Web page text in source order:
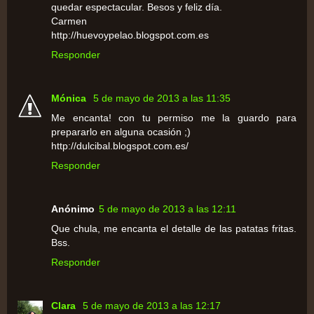
quedar espectacular. Besos y feliz día.
Carmen
http://huevoypelao.blogspot.com.es
Responder
Mónica
5 de mayo de 2013 a las 11:35
Me encanta! con tu permiso me la guardo para
prepararlo en alguna ocasión ;)
http://dulcibal.blogspot.com.es/
Responder
Anónimo 5 de mayo de 2013 a las 12:11
Que chula, me encanta el detalle de las patatas fritas.
Bss.
Responder
Clara
5 de mayo de 2013 a las 12:17